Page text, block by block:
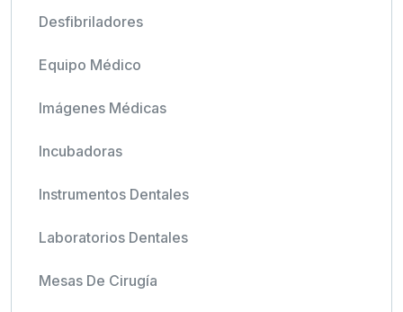
Desfibriladores
Equipo Médico
Imágenes Médicas
Incubadoras
Instrumentos Dentales
Laboratorios Dentales
Mesas De Cirugía